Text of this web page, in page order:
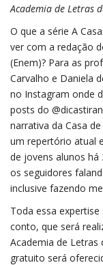
Academia de Letras
O que a série A
ver com a redação
(Enem)? Para as
Carvalho e Daniela
no Instagram onde
posts do
narrativa da Casa
um repertório atual
de jovens alunos
os seguidores
inclusive fazendo
Toda essa
conto, que será
Academia de Letras
gratuito será